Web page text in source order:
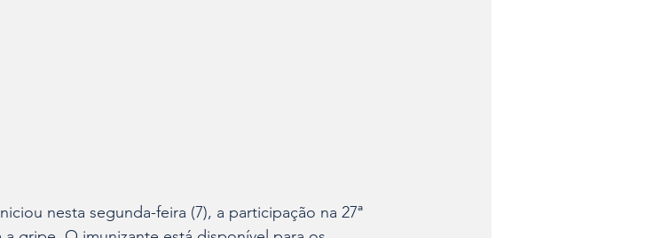
nesta segunda-feira (7), a participação na 27ª